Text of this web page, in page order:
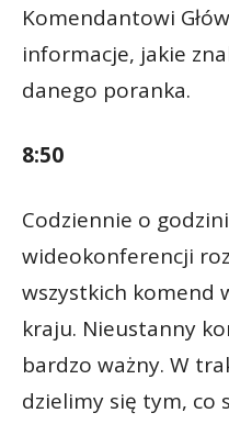
Komendantowi
informacje, jakie
danego poranka.
8:50
Codziennie o
wideokonferencji
wszystkich komend
kraju. Nieustanny
bardzo ważny. W
dzielimy się tym, co